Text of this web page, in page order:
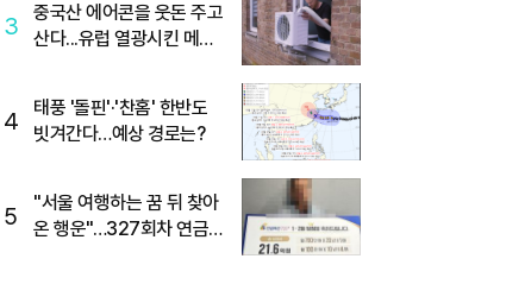
3
중국산 에어콘을 웃돈 주고
산다...유럽 열광시킨 메이
4
태풍 '돌핀'·'찬홈' 한반도
빗겨간다…예상 경로는?
5
"서울 여행하는 꿈 뒤 찾아
온 행운"…327회차 연금